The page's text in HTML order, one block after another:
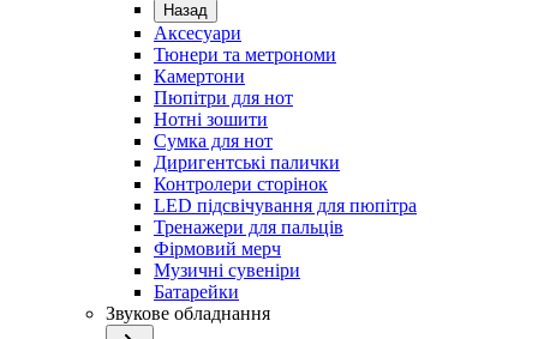
Назад
Аксесуари
Тюнери та метрономи
Камертони
Пюпітри для нот
Нотні зошити
Сумка для нот
Диригентські палички
Контролери сторінок
LED підсвічування для пюпітра
Тренажери для пальців
Фірмовий мерч
Музичні сувеніри
Батарейки
Звукове обладнання